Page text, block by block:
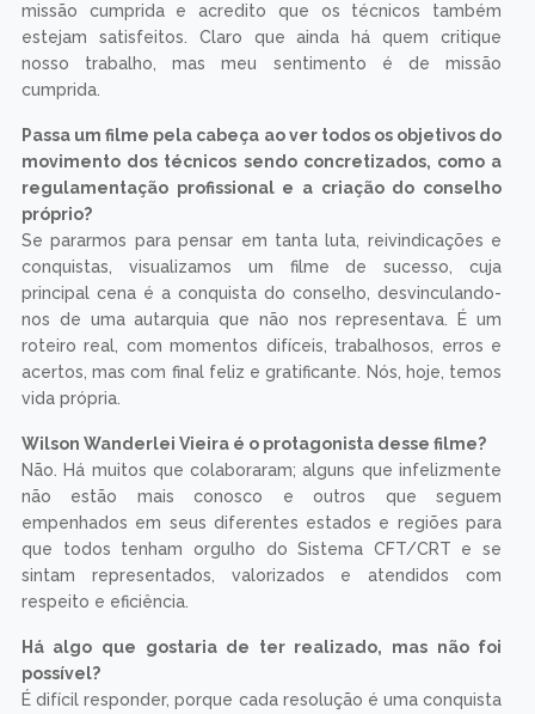
missão cumprida e acredito que os técnicos também
estejam satisfeitos. Claro que ainda há quem critique
nosso trabalho, mas meu sentimento é de missão
cumprida.
Passa um filme pela cabeça ao ver todos os objetivos do
movimento dos técnicos sendo concretizados, como a
regulamentação profissional e a criação do conselho
próprio?
Se pararmos para pensar em tanta luta, reivindicações e
conquistas, visualizamos um filme de sucesso, cuja
principal cena é a conquista do conselho, desvinculando-
nos de uma autarquia que não nos representava. É um
roteiro real, com momentos difíceis, trabalhosos, erros e
acertos, mas com final feliz e gratificante. Nós, hoje, temos
vida própria.
Wilson Wanderlei Vieira é o protagonista desse filme?
Não. Há muitos que colaboraram; alguns que infelizmente
não estão mais conosco e outros que seguem
empenhados em seus diferentes estados e regiões para
que todos tenham orgulho do Sistema CFT/CRT e se
sintam representados, valorizados e atendidos com
respeito e eficiência.
Há algo que gostaria de ter realizado, mas não foi
possível?
É difícil responder, porque cada resolução é uma conquista